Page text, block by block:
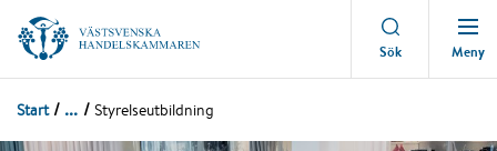
Sök Meny
Start ... Styrelseutbildning